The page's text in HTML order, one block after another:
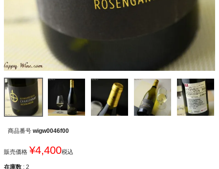
商品番号 wigw0046f00
販売価格 ¥4,400税込
在庫数 2